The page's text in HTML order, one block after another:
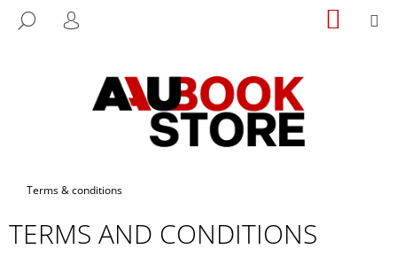
SEARCH
LOGIN CART
Home
Terms & conditions
TERMS AND CONDITIONS
A
E